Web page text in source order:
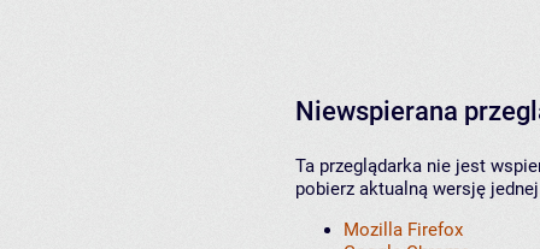
Niewspierana
Ta przeglądarka nie jest
pobierz aktualną wersję
Mozilla Firefox